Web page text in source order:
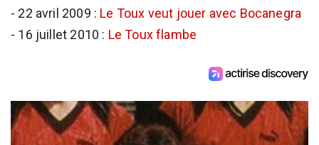
- 22 avril 2009 : Le Toux veut jouer avec Bocanegra
- 16 juillet 2010 : Le Toux flambe